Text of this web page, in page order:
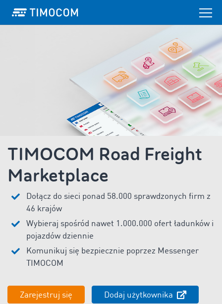
TIMOCOM Road Freight
Marketplace
Dołącz do sieci ponad 58.000 sprawdzonych firm z
46 krajów
Wybieraj spośród nawet 1.000.000 ofert ładunków i
pojazdów dziennie
Komunikuj się bezpiecznie poprzez Messenger
TIMOCOM
Zarejestruj się Dodaj użytkownika